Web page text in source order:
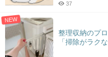
37
NEW
整理収納のプ
「掃除がラク